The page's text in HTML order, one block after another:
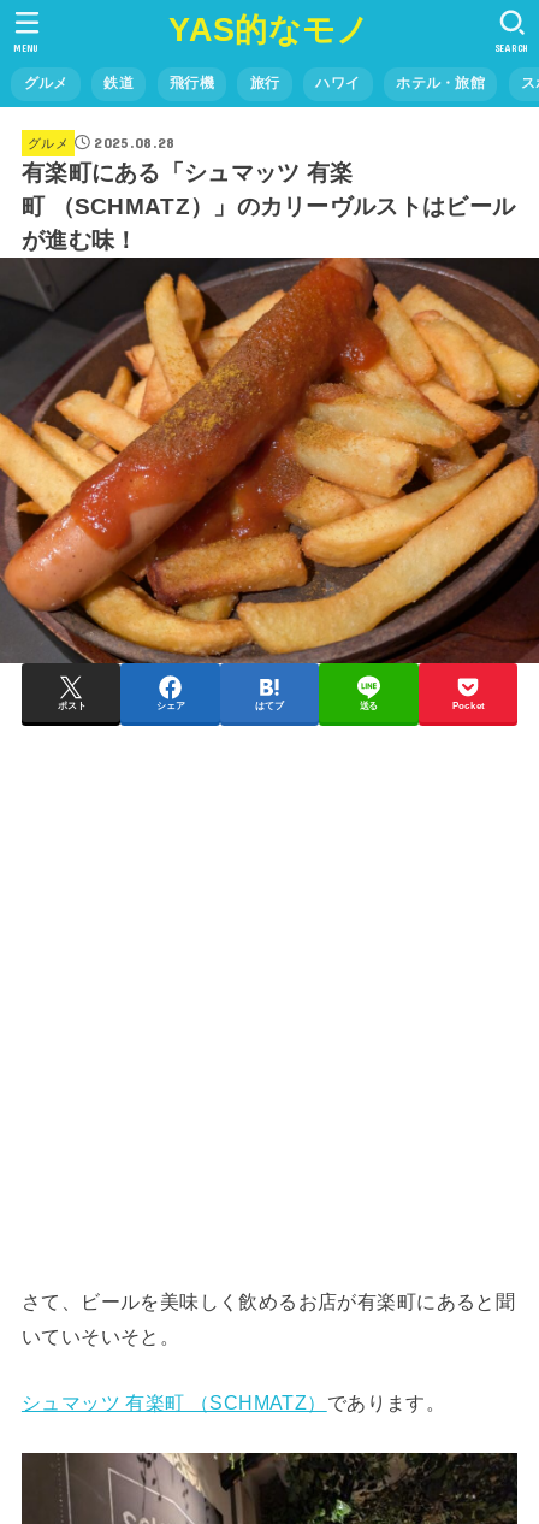
YAS的なモノ
グルメ 鉄道 飛行機 旅行 ハワイ ホテル・旅館
SEARCH
MENU
グルメ 2025.08.28
有楽町にある「シュマッツ 有楽
町 （SCHMATZ）」のカリーヴルストはビール
が進む味！
ポスト シェア はてブ 送る Pocket
さて、ビールを美味しく飲めるお店が有楽町にあると聞
いていそいそと。
シュマッツ 有楽町 （SCHMATZ） であります。